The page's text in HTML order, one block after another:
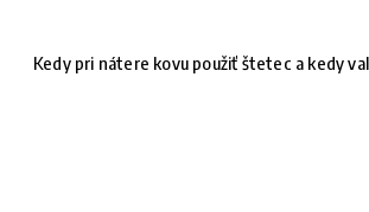
Kedy pri nátere kovu použiť štetec a kedy